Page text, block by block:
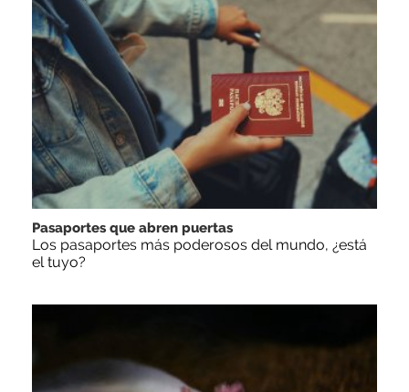
Pasaportes que abren puertas
Los pasaportes más poderosos del mundo, ¿está
el tuyo?